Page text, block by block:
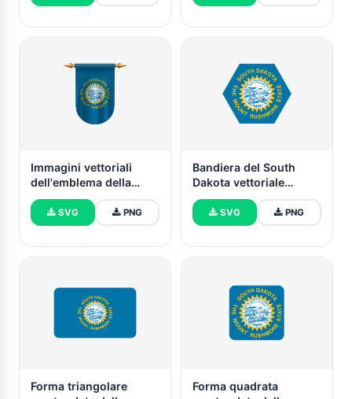
Immagini vettoriali
dell'emblema della
bandiera del South
DakotaSVG PNG
Bandiera del South
Dakota vettoriale
gratuita | SVG e PNG
SVG PNG
Forma triangolare
Forma quadrata